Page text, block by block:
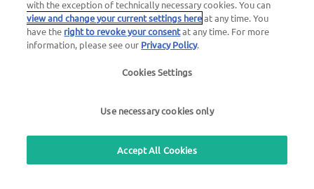
o
+49 6027 509-666
Consultas generales sobre UTA Edenred
with the exception of technically necessary cookies. You can
view and change your current settings hereat any time. You
have the right to revoke your consentat any time. For more
information, please see our Privacy Policy.
Cookies Settings
Use necessary cookies only
Accept All Cookies